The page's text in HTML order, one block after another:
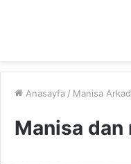
Anasayfa / Manisa
Manisa dan